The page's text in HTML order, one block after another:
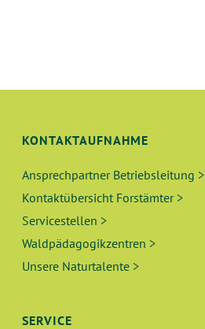
KONTAKTAUFNAHME
Ansprechpartner Betriebsleitung >
Kontaktübersicht Forstämter >
Servicestellen >
Waldpädagogikzentren >
Unsere Naturtalente >
SERVICE